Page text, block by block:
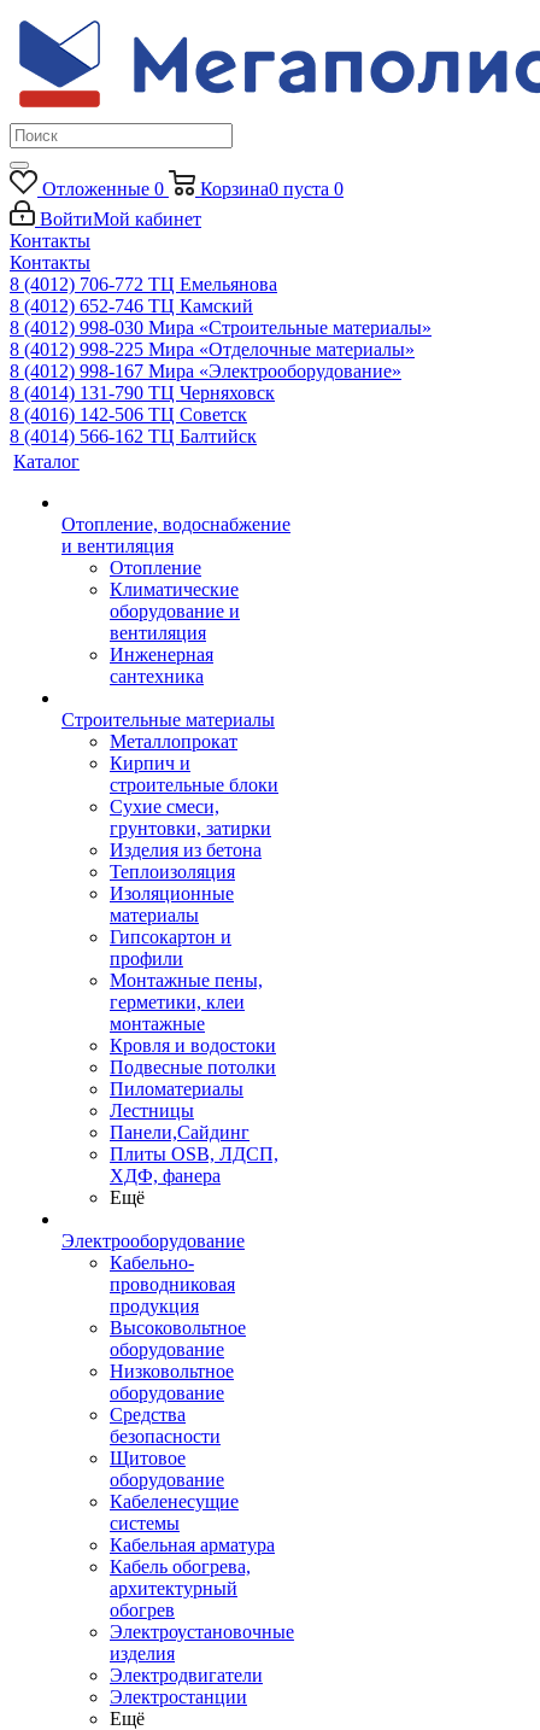
Отложенные 0 Корзина0 пуста 0
ВойтиМой кабинет
Контакты
Контакты
8 (4012) 706-772 ТЦ Емельянова
8 (4012) 652-746 ТЦ Камский
8 (4012) 998-030 Мира «Строительные материалы»
8 (4012) 998-225 Мира «Отделочные материалы»
8 (4012) 998-167 Мира «Электрооборудование»
8 (4014) 131-790 ТЦ Черняховск
8 (4016) 142-506 ТЦ Советск
8 (4014) 566-162 ТЦ Балтийск
Каталог
Отопление, водоснабжение
и вентиляция
Отопление
Климатические
оборудование и
вентиляция
Инженерная
сантехника
Строительные материалы
Металлопрокат
Кирпич и
строительные блоки
Сухие смеси,
грунтовки, затирки
Изделия из бетона
Теплоизоляция
Изоляционные
материалы
Гипсокартон и
профили
Монтажные пены,
герметики, клеи
монтажные
Кровля и водостоки
Подвесные потолки
Пиломатериалы
Лестницы
Панели,Сайдинг
Плиты OSB, ЛДСП,
ХДФ, фанера
Ещё
Электрооборудование
Кабельно-
проводниковая
продукция
Высоковольтное
оборудование
Низковольтное
оборудование
Средства
безопасности
Щитовое
оборудование
Кабеленесущие
системы
Кабельная арматура
Кабель обогрева,
архитектурный
обогрев
Электроустановочные
изделия
Электродвигатели
Электростанции
Ещё